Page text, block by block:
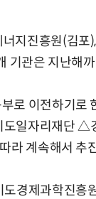
지진흥원(김
기관은 지난해
로 이전하기
일자리재단
라 계속해서 추
경제과학진흥